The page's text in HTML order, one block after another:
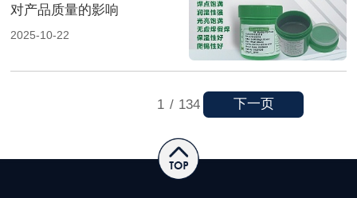
对产品质量的影响
2025-10-22
1 / 134 下一页